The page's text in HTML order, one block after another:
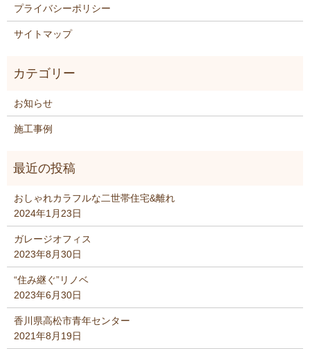
プライバシーポリシー
サイトマップ
お知らせ
施工事例
おしゃれカラフルな二世帯住宅&離れ
2024年1月23日
ガレージオフィス
2023年8月30日
“住み継ぐ”リノベ
2023年6月30日
香川県高松市青年センター
2021年8月19日